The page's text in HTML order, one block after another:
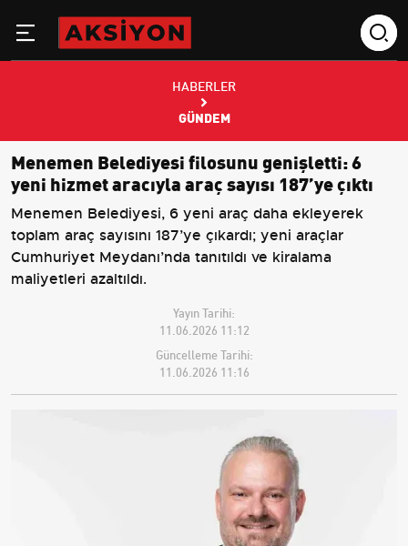
HABERLER
GÜNDEM
Menemen Belediyesi filosunu genişletti: 6
yeni hizmet aracıyla araç sayısı 187’ye çıktı
Menemen Belediyesi, 6 yeni araç daha ekleyerek
toplam araç sayısını 187’ye çıkardı; yeni araçlar
Cumhuriyet Meydanı’nda tanıtıldı ve kiralama
maliyetleri azaltıldı.
Yayın Tarihi:
11.06.2026 11:12
Güncelleme Tarihi:
11.06.2026 11:16